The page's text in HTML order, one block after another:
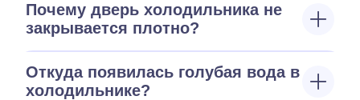
Почему дверь холодильника не
закрывается плотно?
Откуда появилась голубая вода в
холодильнике?